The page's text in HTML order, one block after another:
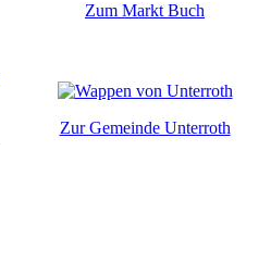
Zum Markt Buch
Zur Gemeinde Unterroth